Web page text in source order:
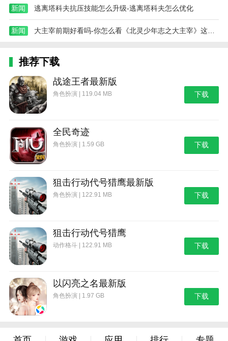
新闻 逃离塔科夫抗压技能怎么升级-逃离塔科夫怎么优化
新闻 大主宰前期好看吗-你怎么看《北灵少年志之大主宰》这部电视剧
推荐下载
战途王者最新版
角色扮演 | 119.04 MB 下载
全民奇迹
角色扮演 | 1.59 GB 下载
狙击行动代号猎鹰最新版
角色扮演 | 122.91 MB 下载
狙击行动代号猎鹰
动作格斗 | 122.91 MB 下载
以闪亮之名最新版
角色扮演 | 1.97 GB 下载